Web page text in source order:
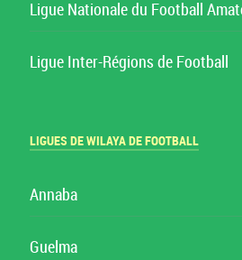
Ligue Nationale du Football
Ligue Inter-Régions de Football
LIGUES DE WILAYA DE FOOTBALL
Annaba
Guelma